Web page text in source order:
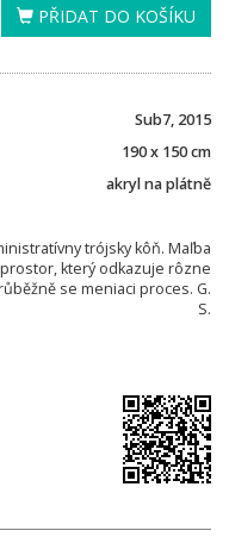
PŘIDAT DO KOŠÍKU
Sub7, 2015
190 x 150 cm
akryl na plátně
trójsky kôň. Maľba
který odkazuje rôzne
se meniaci proces. G.
S.